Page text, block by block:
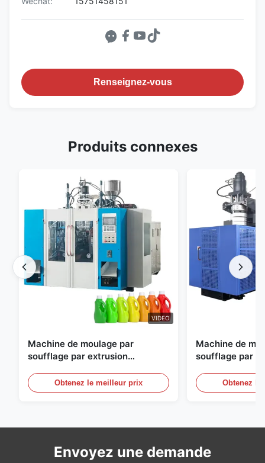
Renseignez-vous
Produits connexes
VIDEO
Machine de moulage par
soufflage par extrusion
Obtenez le meilleur prix
Machine de
soufflage par
moulage par
automatique
Obtenez
Envoyez une demande